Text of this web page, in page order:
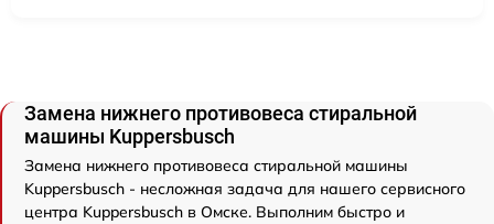
Замена нижнего противовеса стиральной
машины Kuppersbusch
Замена нижнего противовеса стиральной машины
Kuppersbusch - несложная задача для нашего сервисного
центра Kuppersbusch в Омске. Выполним быстро и